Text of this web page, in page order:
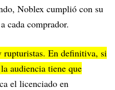
Noblex cumplió con su
cada comprador.
rupturistas. En definitiva, si
audiencia tiene que
el licenciado en